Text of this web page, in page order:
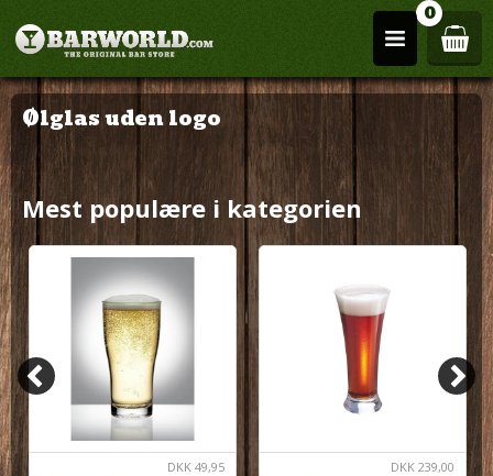
0
Ølglas uden logo
Mest populære i kategorien
DKK 49,95 DKK 239,00